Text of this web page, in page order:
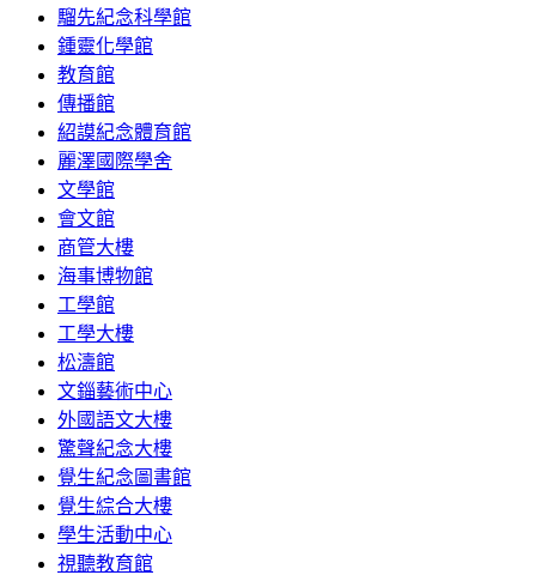
騮先紀念科學館
鍾靈化學館
教育館
傳播館
紹謨紀念體育館
麗澤國際學舍
文學館
會文館
商管大樓
海事博物館
工學館
工學大樓
松濤館
文錙藝術中心
外國語文大樓
驚聲紀念大樓
覺生紀念圖書館
覺生綜合大樓
學生活動中心
視聽教育館